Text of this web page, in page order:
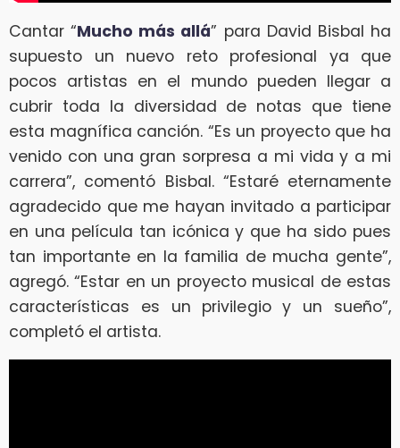
Cantar “Mucho más allá” para David Bisbal ha
supuesto un nuevo reto profesional ya que
pocos artistas en el mundo pueden llegar a
cubrir toda la diversidad de notas que tiene
esta magnífica canción. “Es un proyecto que ha
venido con una gran sorpresa a mi vida y a mi
carrera”, comentó Bisbal. “Estaré eternamente
agradecido que me hayan invitado a participar
en una película tan icónica y que ha sido pues
tan importante en la familia de mucha gente”,
agregó. “Estar en un proyecto musical de estas
características es un privilegio y un sueño”,
completó el artista.